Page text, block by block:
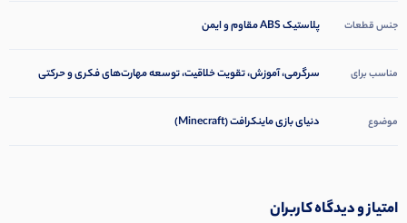
جنس قطعات پلاستیک ABS مقاوم و ایمن
مناسب برای سرگرمی، آموزش، تقویت خلاقیت، توسعه مهارت‌های فکری و حرکتی
موضوع دنیای بازی ماینکرافت (Minecraft)
امتیاز و دیدگاه کاربران